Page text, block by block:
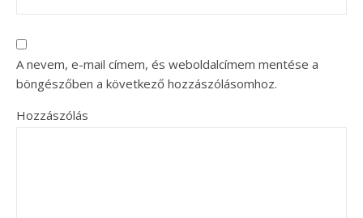
A nevem, e-mail címem, és weboldalcímem mentése a
böngészőben a következő hozzászólásomhoz.
Hozzászólás